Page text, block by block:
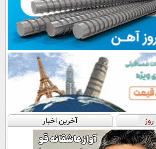
آخرین اخبار